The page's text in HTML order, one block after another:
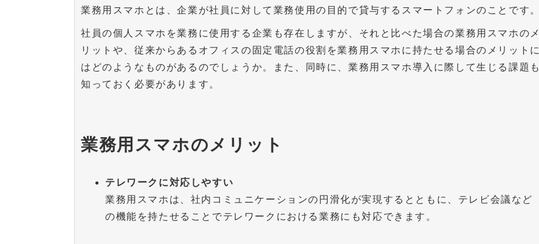
業務用スマホとは、企業が社員に対して業務使用の目的で貸与するスマートフォンのことです。
社員の個人スマホを業務に使用する企業も存在しますが、それと比べた場合の業務用スマホのメ
リットや、従来からあるオフィスの固定電話の役割を業務用スマホに持たせる場合のメリットに
はどのようなものがあるのでしょうか。また、同時に、業務用スマホ導入に際して生じる課題も
知っておく必要があります。
業務用スマホのメリット
テレワークに対応しやすい
業務用スマホは、社内コミュニケーションの円滑化が実現するとともに、テレビ会議など
の機能を持たせることでテレワークにおける業務にも対応できます。